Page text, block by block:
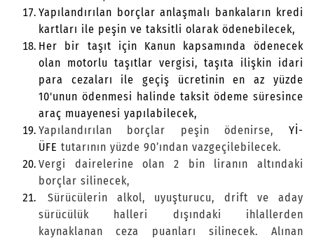
Yapılandırılan borçlar anlaşmalı bankaların kredi
kartları ile peşin ve taksitli olarak ödenebilecek,
Her bir taşıt için Kanun kapsamında ödenecek
olan motorlu taşıtlar vergisi, taşıta ilişkin idari
para cezaları ile geçiş ücretinin en az yüzde
10'unun ödenmesi halinde taksit ödeme süresince
araç muayenesi yapılabilecek,
Yapılandırılan borçlar peşin ödenirse, Yİ-
ÜFE tutarının yüzde 90’ından vazgeçilebilecek.
Vergi dairelerine olan 2 bin liranın altındaki
borçlar silinecek,
Sürücülerin alkol, uyuşturucu, drift ve aday
sürücülük halleri dışındaki ihlallerden
kaynaklanan ceza puanları silinecek. Alınan